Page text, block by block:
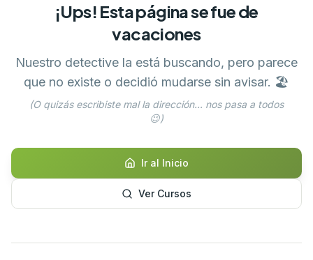
¡Ups! Esta página se fue de
vacaciones
Nuestro detective la está buscando, pero parece
que no existe o decidió mudarse sin avisar. 🏖️
(O quizás escribiste mal la dirección... nos pasa a todos
😉)
Ir al Inicio
Ver Cursos